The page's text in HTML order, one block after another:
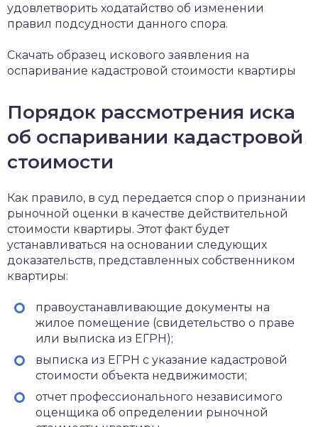
удовлетворить ходатайство об изменении
правил подсудности данного спора.
Скачать образец искового заявления на
оспаривание кадастровой стоимости квартиры
Порядок рассмотрения иска
об оспаривании кадастровой
стоимости
Как правило, в суд передается спор о признании
рыночной оценки в качестве действительной
стоимости квартиры. Этот факт будет
устанавливаться на основании следующих
доказательств, представленных собственником
квартиры:
правоустанавливающие документы на
жилое помещение (свидетельство о праве
или выписка из ЕГРН);
выписка из ЕГРН с указание кадастровой
стоимости объекта недвижимости;
отчет профессионального независимого
оценщика об определении рыночной